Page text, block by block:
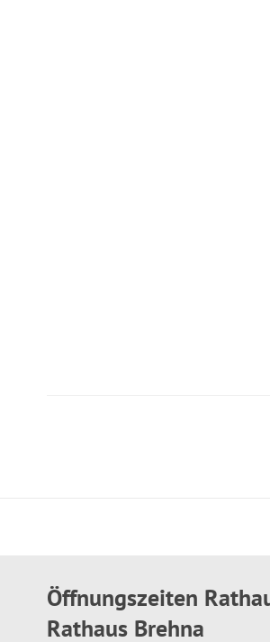
Öffnungszeiten
Rathaus Brehna